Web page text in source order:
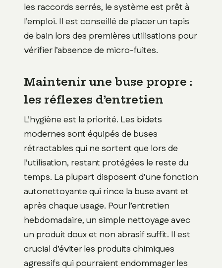
les raccords serrés, le système est prêt à
l’emploi. Il est conseillé de placer un tapis
de bain lors des premières utilisations pour
vérifier l’absence de micro-fuites.
Maintenir une buse propre :
les réflexes d’entretien
L’hygiène est la priorité. Les bidets
modernes sont équipés de buses
rétractables qui ne sortent que lors de
l’utilisation, restant protégées le reste du
temps. La plupart disposent d’une fonction
autonettoyante qui rince la buse avant et
après chaque usage. Pour l’entretien
hebdomadaire, un simple nettoyage avec
un produit doux et non abrasif suffit. Il est
crucial d’éviter les produits chimiques
agressifs qui pourraient endommager les